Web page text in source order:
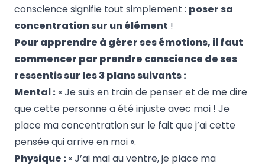
conscience signifie tout simplement : poser sa
concentration sur un élément !
Pour apprendre à gérer ses émotions, il faut
commencer par prendre conscience de ses
ressentis sur les 3 plans suivants :
Mental : « Je suis en train de penser et de me dire
que cette personne a été injuste avec moi ! Je
place ma concentration sur le fait que j’ai cette
pensée qui arrive en moi ».
Physique :« J’ai mal au ventre, je place ma